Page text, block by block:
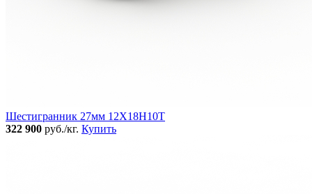
Шестигранник 27мм 12Х18Н10Т
322 900 руб./кг. Купить